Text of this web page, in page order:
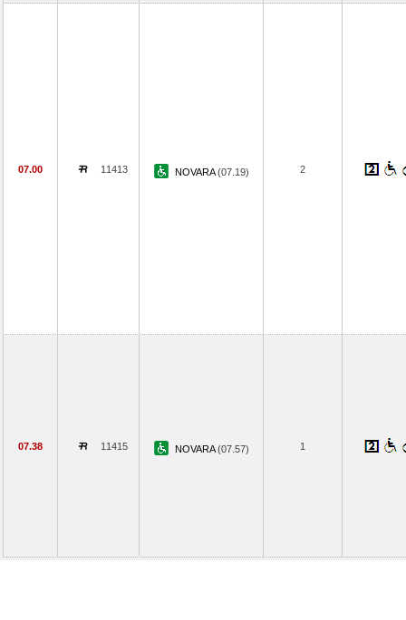
07.00 11413 NOVARA(07.19) 2
07.38 11415 NOVARA(07.57) 1